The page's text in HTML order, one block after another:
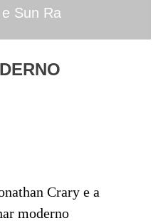
Sun Ra
Crary e a
moderno